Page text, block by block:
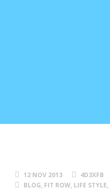
12 NOV 2013 4D3XFB
BLOG, FIT ROW, LIFE STYLE,